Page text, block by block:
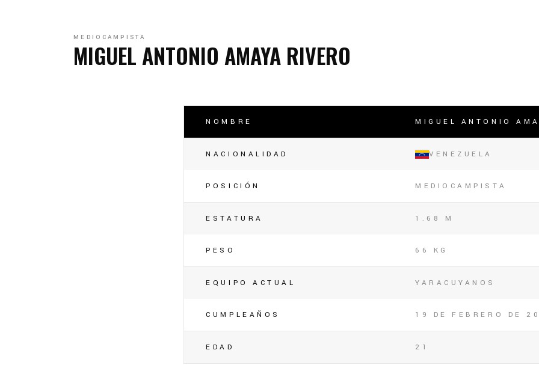
MEDIOCAMPISTA
MIGUEL ANTONIO AMAYA RIVERO
NOMBRE MIGUEL ANTONIO
NACIONALIDAD VENEZUELA
POSICIÓN MEDIOCAMPISTA
ESTATURA 1.68 M
PESO 66 KG
EQUIPO ACTUAL YARACUYANOS
CUMPLEAÑOS 19 DE FEBRERO DE
EDAD 21